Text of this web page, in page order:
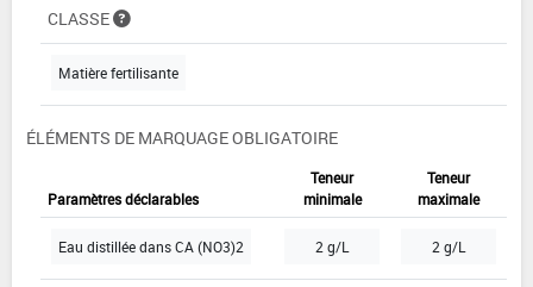
CLASSE
Matière fertilisante
ÉLÉMENTS DE MARQUAGE OBLIGATOIRE
Paramètres déclarables
Teneur
minimale
Teneur
maximale
Eau distillée dans CA (NO3)2 2 g/L 2 g/L